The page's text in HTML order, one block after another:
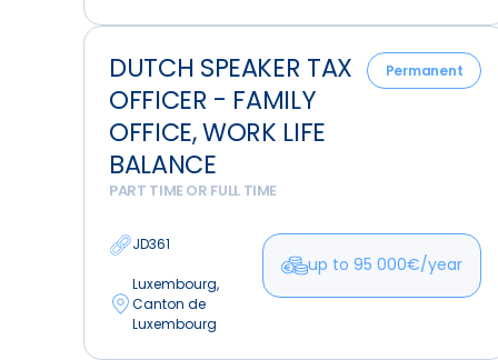
DUTCH SPEAKER TAX
OFFICER - FAMILY
OFFICE, WORK LIFE
BALANCE
Permanent
PART TIME OR FULL TIME
JD361
Luxembourg,
Canton de
Luxembourg
up to 95 000€/year
Dutch
Speaker
Tax
Officer
Family
Work
Life
Balance